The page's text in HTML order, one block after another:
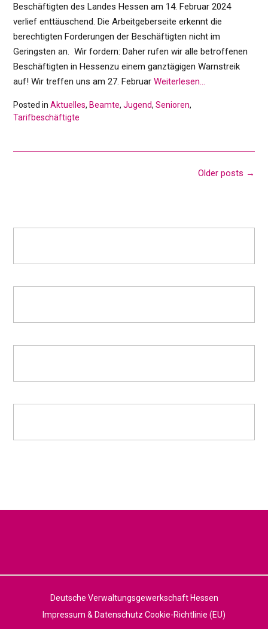
Beschäftigten des Landes Hessen am 14. Februar 2024
verlief enttäuschend. Die Arbeitgeberseite erkennt die
berechtigten Forderungen der Beschäftigten nicht im
Geringsten an. Wir fordern: Daher rufen wir alle betroffenen
Beschäftigten in Hessenzu einem ganztägigen Warnstreik
auf! Wir treffen uns am 27. Februar Weiterlesen…
Posted in Aktuelles, Beamte, Jugend, Senioren,
Tarifbeschäftigte
Older posts →
Deutsche Verwaltungsgewerkschaft Hessen
Impressum & Datenschutz Cookie-Richtlinie (EU)